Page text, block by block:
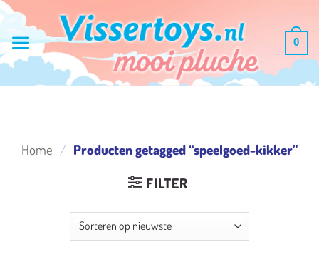
Ga
inhoud
0
Home / Producten getagged “speelgoed-kikker”
FILTER